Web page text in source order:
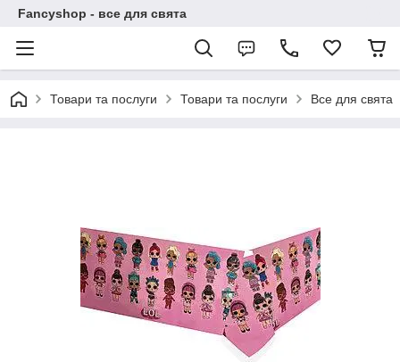
Fancyshop - все для свята
Товари та послуги Товари та послуги Все для свята